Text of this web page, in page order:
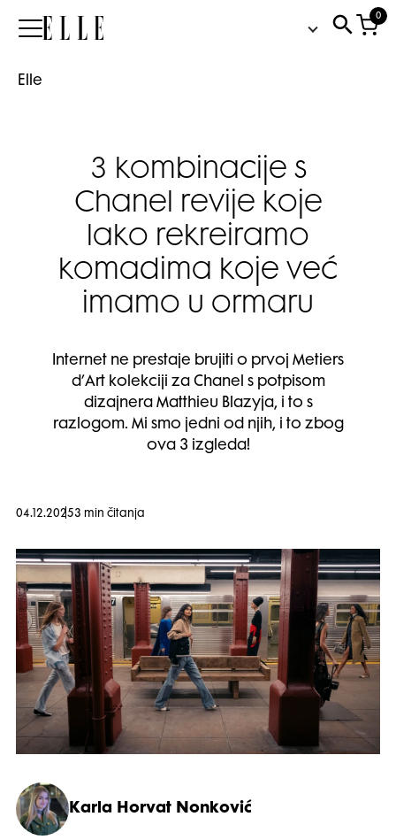
Elle
0
Elle
3 kombinacije s
Chanel revije koje
lako rekreiramo
komadima koje već
imamo u ormaru
Internet ne prestaje brujiti o prvoj Metiers
d’Art kolekciji za Chanel s potpisom
dizajnera Matthieu Blazyja, i to s
razlogom. Mi smo jedni od njih, i to zbog
ova 3 izgleda!
04.12.20253 min čitanja
Karla Horvat Nonković